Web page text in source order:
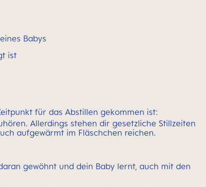
Babys
ist
für das Abstillen gekommen ist:
Allerdings stehen dir gesetzliche Stillzeiten
aufgewärmt im Fläschchen reichen.
gewöhnt und dein Baby lernt, auch mit den